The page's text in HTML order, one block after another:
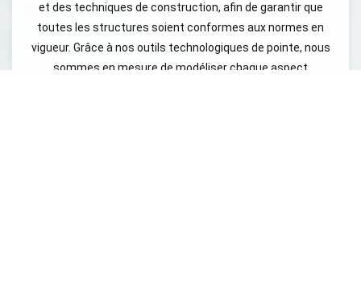
et des techniques de construction, afin de garantir que
toutes les structures soient conformes aux normes en
vigueur. Grâce à nos outils technologiques de pointe, nous
sommes en mesure de modéliser chaque aspect